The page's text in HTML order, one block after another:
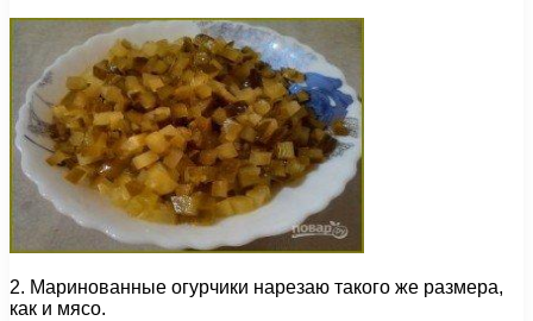
2. Маринованные огурчики нарезаю такого же размера,
как и мясо.